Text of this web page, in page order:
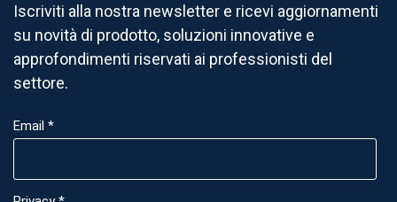
Iscriviti alla nostra newsletter e ricevi aggiornamenti
su novità di prodotto, soluzioni innovative e
approfondimenti riservati ai professionisti del
settore.